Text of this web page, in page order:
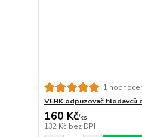
1
VERK odpuzovač hlodavců
160 Kč/ks
132 Kč bez DPH